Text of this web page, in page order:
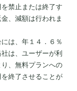
禁止または終了す
、減額は行われま
は、年１４．６％
は、ユーザーが利
、無料プランへの
終了させることが